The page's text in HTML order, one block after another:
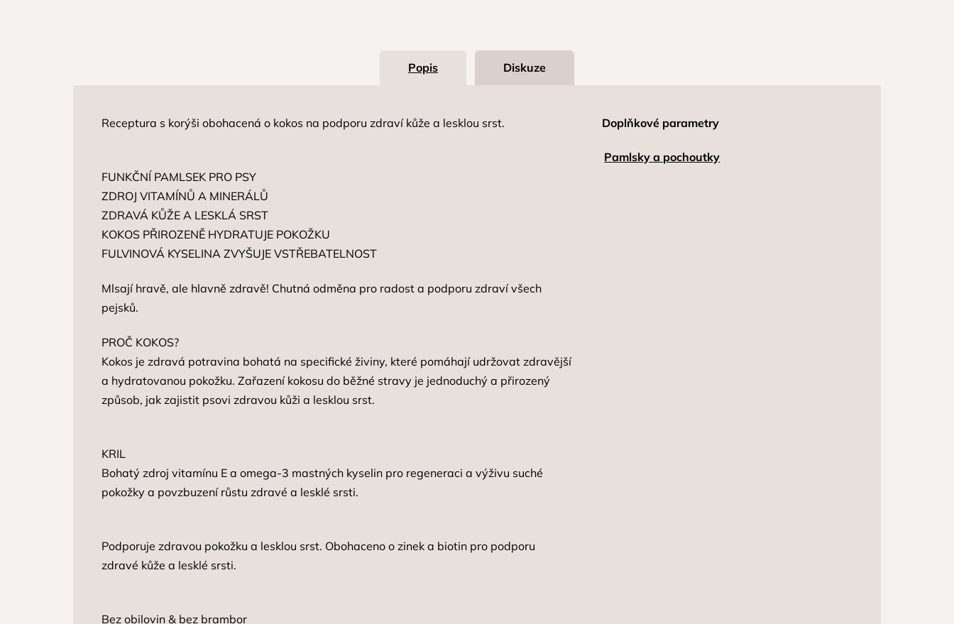
Popis Diskuze
Receptura s korýši obohacená o kokos na podporu zdraví kůže a lesklou srst.
FUNKČNÍ PAMLSEK PRO PSY
ZDROJ VITAMÍNŮ A MINERÁLŮ
ZDRAVÁ KŮŽE A LESKLÁ SRST
KOKOS PŘIROZENĚ HYDRATUJE POKOŽKU
FULVINOVÁ KYSELINA ZVYŠUJE VSTŘEBATELNOST
Mlsají hravě, ale hlavně zdravě! Chutná odměna pro radost a podporu zdraví všech
pejsků.
PROČ KOKOS?
Kokos je zdravá potravina bohatá na specifické živiny, které pomáhají udržovat zdravější
a hydratovanou pokožku. Zařazení kokosu do běžné stravy je jednoduchý a přirozený
způsob, jak zajistit psovi zdravou kůži a lesklou srst.
KRIL
Bohatý zdroj vitamínu E a omega-3 mastných kyselin pro regeneraci a výživu suché
pokožky a povzbuzení růstu zdravé a lesklé srsti.
Podporuje zdravou pokožku a lesklou srst. Obohaceno o zinek a biotin pro podporu
zdravé kůže a lesklé srsti.
Bez obilovin & bez brambor
Doplňkové parametry
Pamlsky a pochoutky